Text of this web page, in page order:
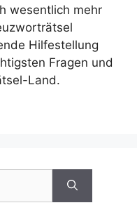
wesentlich mehr
Hilfestellung
Fragen und
Land.